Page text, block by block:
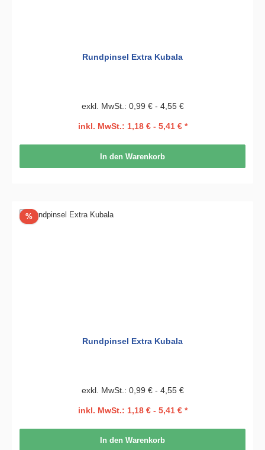
Rundpinsel Extra Kubala
exkl. MwSt.: 0,99 € - 4,55 €
inkl. MwSt.: 1,18 € - 5,41 € *
In den Warenkorb
%Rabatt
Rundpinsel Extra Kubala
exkl. MwSt.: 0,99 € - 4,55 €
inkl. MwSt.: 1,18 € - 5,41 € *
In den Warenkorb